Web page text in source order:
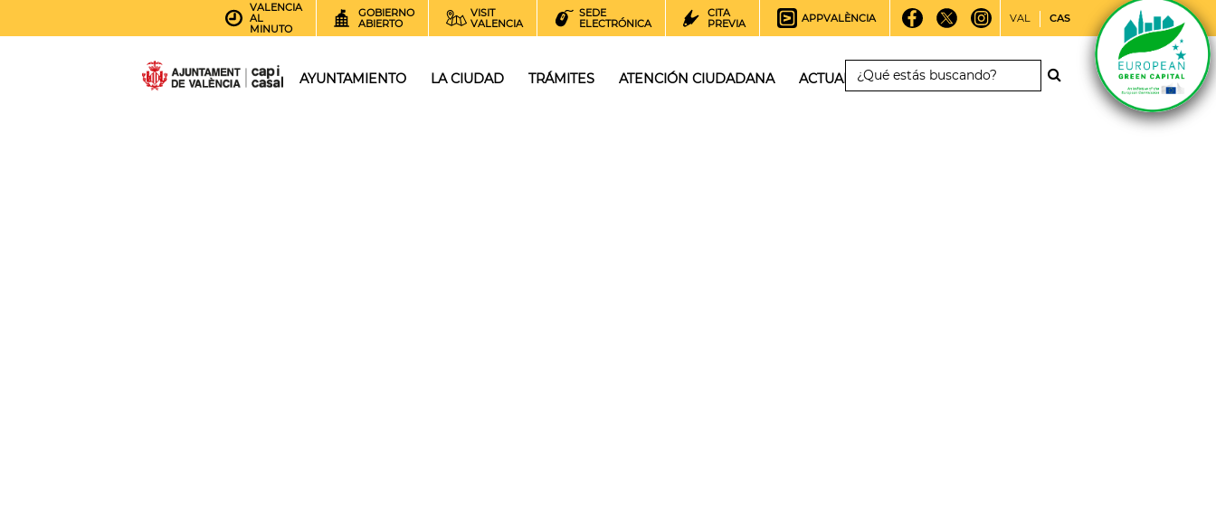
VALENCIA
AL
MINUTO
GOBIERNO
ABIERTO
VISIT
VALENCIA
SEDE
ELECTRÓNICA
CITA
PREVIA
APPVALÈNCIA VAL CAS
AYUNTAMIENTO LA CIUDAD TRÁMITES ATENCIÓN CIUDADANA ACTUALIDAD